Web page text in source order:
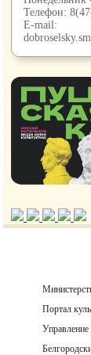
Телефон:
E-mail:
Портал
Управление